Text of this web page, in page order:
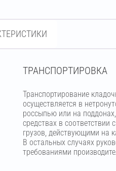
светло-серый
супер-
ТРАНСПОРТИРОВКА
Транспортирование
осуществляется в
россыпью или на
средствах в соответствии
грузов, действующими на
В остальных случаях
требованиями